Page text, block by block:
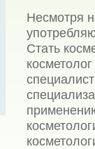
Несмотря
Стать